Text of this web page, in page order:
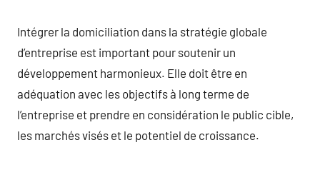
Intégrer la domiciliation dans la stratégie globale
d’entreprise est important pour soutenir un
développement harmonieux. Elle doit être en
adéquation avec les objectifs à long terme de
l’entreprise et prendre en considération le public cible,
les marchés visés et le potentiel de croissance.